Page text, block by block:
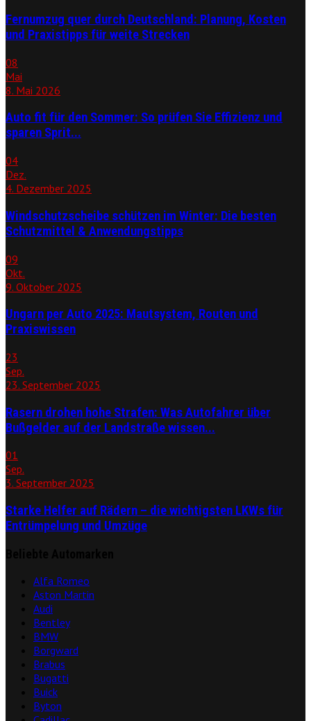
Fernumzug quer durch Deutschland: Planung, Kosten
und Praxistipps für weite Strecken
08
Mai
8. Mai 2026
Auto fit für den Sommer: So prüfen Sie Effizienz und
sparen Sprit...
04
Dez.
4. Dezember 2025
Windschutzscheibe schützen im Winter: Die besten
Schutzmittel & Anwendungstipps
09
Okt.
9. Oktober 2025
Ungarn per Auto 2025: Mautsystem, Routen und
Praxiswissen
23
Sep.
23. September 2025
Rasern drohen hohe Strafen: Was Autofahrer über
Bußgelder auf der Landstraße wissen...
01
Sep.
3. September 2025
Starke Helfer auf Rädern – die wichtigsten LKWs für
Entrümpelung und Umzüge
Alfa Romeo
Aston Martin
Audi
Bentley
BMW
Borgward
Brabus
Bugatti
Buick
Byton